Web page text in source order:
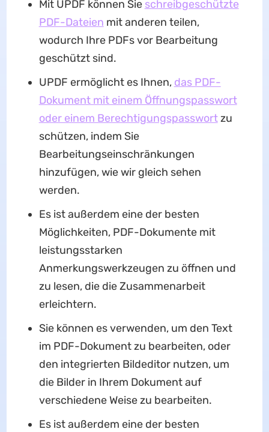
Mit UPDF können Sie schreibgeschützte
PDF-Dateien mit anderen teilen,
wodurch Ihre PDFs vor Bearbeitung
geschützt sind.
UPDF ermöglicht es Ihnen, das PDF-
Dokument mit einem Öffnungspasswort
oder einem Berechtigungspasswortzu
schützen, indem Sie
Bearbeitungseinschränkungen
hinzufügen, wie wir gleich sehen
werden.
Es ist außerdem eine der besten
Möglichkeiten, PDF-Dokumente mit
leistungsstarken
Anmerkungswerkzeugen zu öffnen und
zu lesen, die die Zusammenarbeit
erleichtern.
Sie können es verwenden, um den Text
im PDF-Dokument zu bearbeiten, oder
den integrierten Bildeditor nutzen, um
die Bilder in Ihrem Dokument auf
verschiedene Weise zu bearbeiten.
Es ist außerdem eine der besten